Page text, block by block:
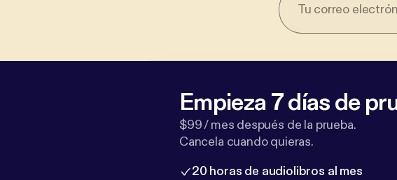
Empieza 7 días de
$99 / mes después de la prueba.
Cancela cuando quieras.
20 horas de audiolibros al mes